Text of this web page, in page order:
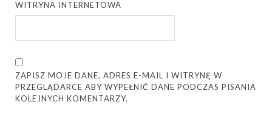
WITRYNA INTERNETOWA
ZAPISZ MOJE DANE, ADRES E-MAIL I WITRYNĘ W
PRZEGLĄDARCE ABY WYPEŁNIĆ DANE PODCZAS PISANIA
KOLEJNYCH KOMENTARZY.